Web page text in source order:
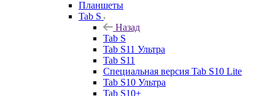
Планшеты
Tab S
Назад
Tab S
Tab S11 Ультра
Tab S11
Специальная версия Tab S10 Lite
Tab S10 Ультра
Tab S10+